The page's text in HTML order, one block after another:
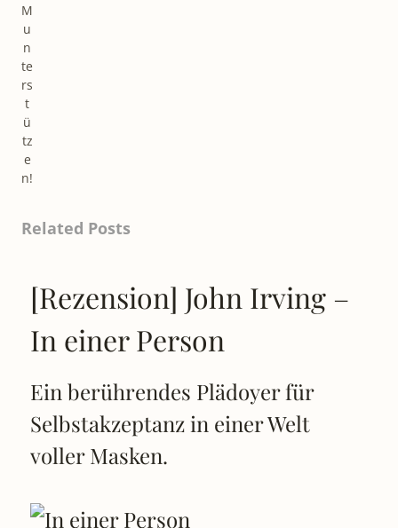
M
u
n
te
rs
t
ü
tz
e
n!
Related Posts
[Rezension] John Irving –
In einer Person
Ein berührendes Plädoyer für
Selbstakzeptanz in einer Welt
voller Masken.